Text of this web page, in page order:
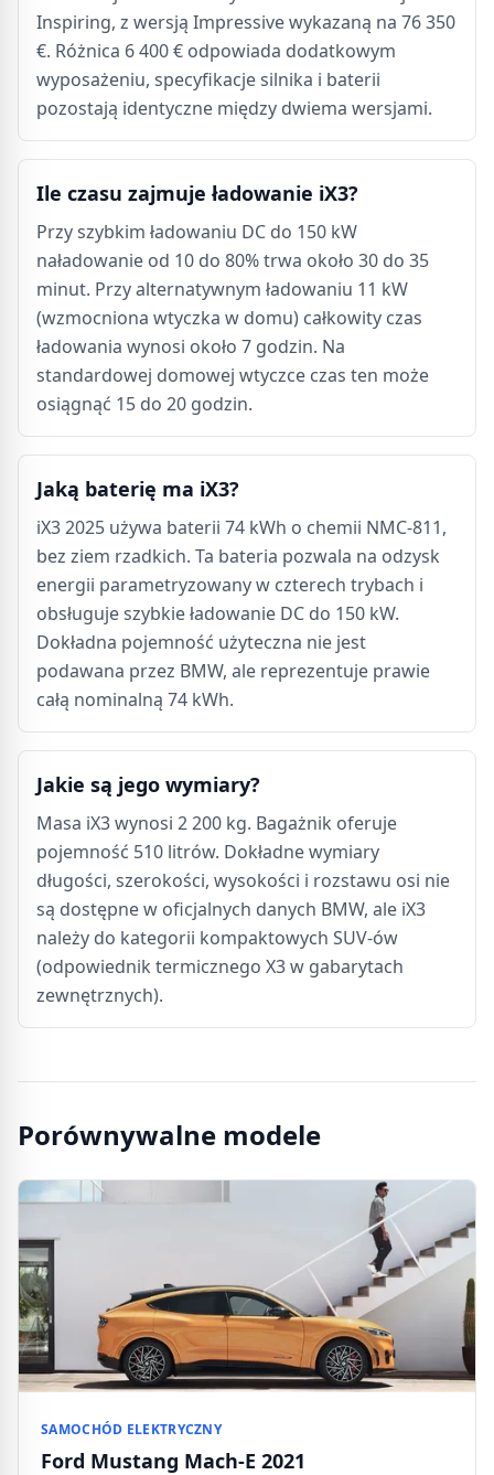
Inspiring, z wersją Impressive wykazaną na 76 350
€. Różnica 6 400 € odpowiada dodatkowym
wyposażeniu, specyfikacje silnika i baterii
pozostają identyczne między dwiema wersjami.
Ile czasu zajmuje ładowanie iX3?
Przy szybkim ładowaniu DC do 150 kW
naładowanie od 10 do 80% trwa około 30 do 35
minut. Przy alternatywnym ładowaniu 11 kW
(wzmocniona wtyczka w domu) całkowity czas
ładowania wynosi około 7 godzin. Na
standardowej domowej wtyczce czas ten może
osiągnąć 15 do 20 godzin.
Jaką baterię ma iX3?
iX3 2025 używa baterii 74 kWh o chemii NMC-811,
bez ziem rzadkich. Ta bateria pozwala na odzysk
energii parametryzowany w czterech trybach i
obsługuje szybkie ładowanie DC do 150 kW.
Dokładna pojemność użyteczna nie jest
podawana przez BMW, ale reprezentuje prawie
całą nominalną 74 kWh.
Jakie są jego wymiary?
Masa iX3 wynosi 2 200 kg. Bagażnik oferuje
pojemność 510 litrów. Dokładne wymiary
długości, szerokości, wysokości i rozstawu osi nie
są dostępne w oficjalnych danych BMW, ale iX3
należy do kategorii kompaktowych SUV-ów
(odpowiednik termicznego X3 w gabarytach
zewnętrznych).
Porównywalne modele
SAMOCHÓD ELEKTRYCZNY
Ford Mustang Mach-E 2021